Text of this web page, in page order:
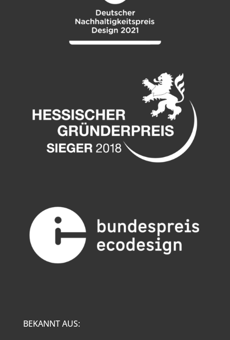
BEKANNT AUS: